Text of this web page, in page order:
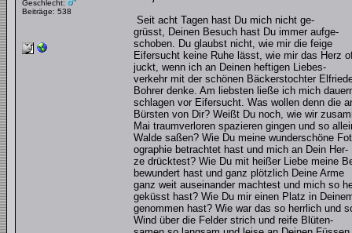
Geschlecht:
Beiträge: 538
Seit acht Tagen hast Du mich nicht ge-
grüsst, Deinen Besuch hast Du immer aufge-
schoben. Du glaubst nicht, wie mir die feige
Eifersucht keine Ruhe lässt, wie mir das Herz
juckt, wenn ich an Deinen heftigen Liebes-
verkehr mit der schönen Bäckerstochter
Bohrer denke. Am liebsten ließe ich mich
schlagen vor Eifersucht. Was wollen denn die
Bürsten von Dir? Weißt Du noch, wie wir
Mai traumverloren spazieren gingen und so
Walde saßen? Wie Du meine wunderschöne
ographie betrachtet hast und mich an Dein Her-
ze drücktest? Wie Du mit heißer Liebe meine
bewundert hast und ganz plötzlich Deine Arme
ganz weit auseinander machtest und mich so
geküsst hast? Wie Du mir einen Platz in
genommen hast? Wie war das so herrlich und
Wind über die Felder strich und reife Blüten-